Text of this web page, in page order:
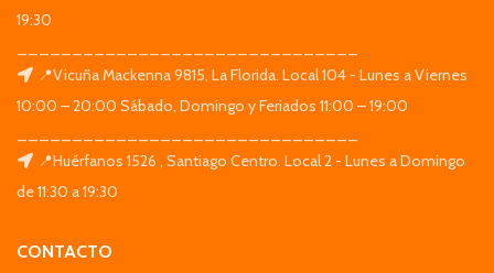
19:30
📍Vicuña Mackenna 9815, La Florida. Local 104 - Lunes a Viernes
10:00 – 20:00 Sábado, Domingo y Feriados 11:00 – 19:00
📍Huérfanos 1526 , Santiago Centro. Local 2 - Lunes a Domingo
de 11:30 a 19:30
CONTACTO